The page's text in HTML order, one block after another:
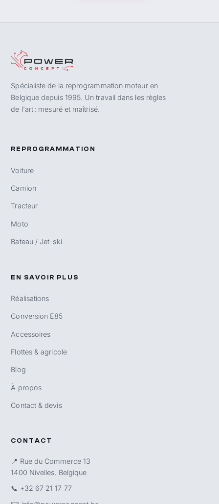
Spécialiste de la reprogrammation moteur en
Belgique depuis 1995. Un travail dans les règles
de l'art : mesuré et maîtrisé.
REPROGRAMMATION
Voiture
Camion
Tracteur
Moto
Bateau / Jet-ski
EN SAVOIR PLUS
Réalisations
Conversion E85
Accessoires
Flottes & agricole
Blog
À propos
Contact & devis
CONTACT
📍 Rue du Commerce 13
1400 Nivelles, Belgique
📞 +32 67 21 17 77